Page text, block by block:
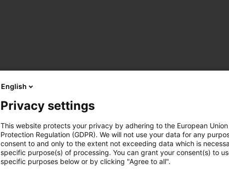
English
Privacy settings
This website protects your privacy by adhering to the European Union
Protection Regulation (GDPR). We will not use your data for any
consent to and only to the extent not exceeding data which is
specific purpose(s) of processing. You can grant your consent(s) to
specific purposes below or by clicking "Agree to all".